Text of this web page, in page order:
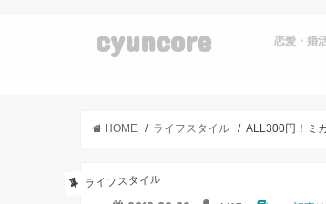
cyuncore 恋愛・婚
HOME ライフスタイル
ライフスタイル